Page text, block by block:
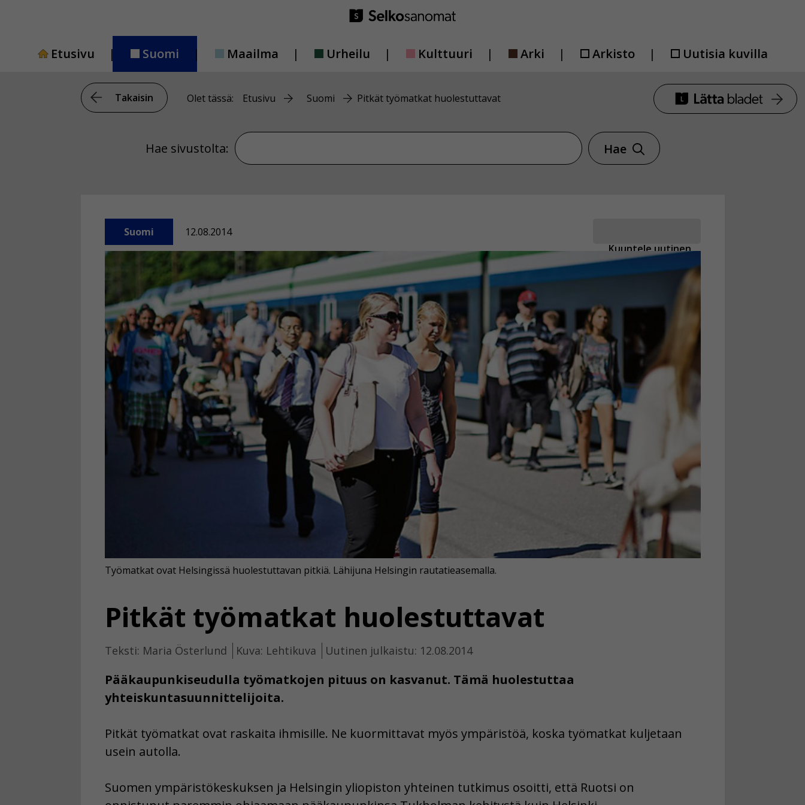
Etusivu
Suomi Maailma Urheilu Kulttuuri Arki Arkisto Uutisia kuvilla
Takaisin Olet tässä: Etusivu Suomi Pitkät työmatkat huolestuttavat
Hae sivustolta: Hae sivustolta
Hae
Kuuntele uutinen
Suomi 12.08.2014
Pitkät työmatkat huolestuttavat
Teksti: Maria Österlund Kuva: Lehtikuva Uutinen julkaistu: 12.08.2014
Pääkaupunkiseudulla työmatkojen pituus on kasvanut. Tämä huolestuttaa
yhteiskuntasuunnittelijoita.
Työmatkat ovat Helsingissä huolestuttavan pitkiä. Lähijuna Helsingin rautatieasemalla.
Pitkät työmatkat ovat raskaita ihmisille. Ne kuormittavat myös ympäristöä, koska työmatkat kuljetaan
usein autolla.
Suomen ympäristökeskuksen ja Helsingin yliopiston yhteinen tutkimus osoitti, että Ruotsi on